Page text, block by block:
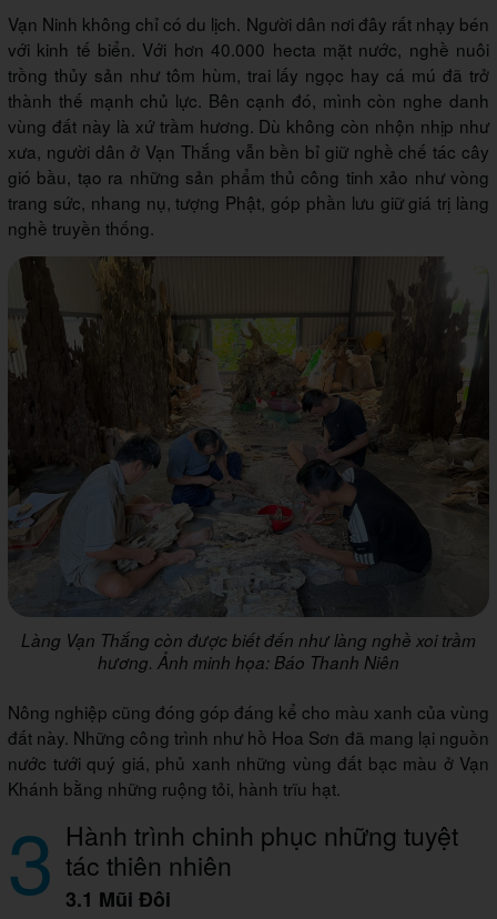
Vạn Ninh không chỉ có du lịch. Người dân nơi đây rất nhạy bén
với kinh tế biển. Với hơn 40.000 hecta mặt nước, nghề nuôi
trồng thủy sản như tôm hùm, trai lấy ngọc hay cá mú đã trở
thành thế mạnh chủ lực. Bên cạnh đó, mình còn nghe danh
vùng đất này là xứ trầm hương. Dù không còn nhộn nhịp như
xưa, người dân ở Vạn Thắng vẫn bền bỉ giữ nghề chế tác cây
gió bầu, tạo ra những sản phẩm thủ công tinh xảo như vòng
trang sức, nhang nụ, tượng Phật, góp phần lưu giữ giá trị làng
nghề truyền thống.
Làng Vạn Thắng còn được biết đến như làng nghề xoi trầm
hương. Ảnh minh họa: Báo Thanh Niên
Nông nghiệp cũng đóng góp đáng kể cho màu xanh của vùng
đất này. Những công trình như hồ Hoa Sơn đã mang lại nguồn
nước tưới quý giá, phủ xanh những vùng đất bạc màu ở Vạn
Khánh bằng những ruộng tỏi, hành trĩu hạt.
3 Hành trình chinh phục những tuyệt
tác thiên nhiên
3.1 Mũi Đôi